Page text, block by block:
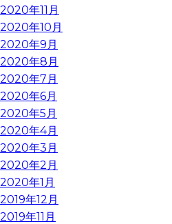
2020年11月
2020年10月
2020年9月
2020年8月
2020年7月
2020年6月
2020年5月
2020年4月
2020年3月
2020年2月
2020年1月
2019年12月
2019年11月